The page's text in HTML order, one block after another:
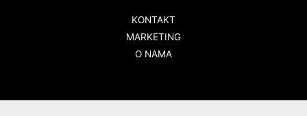
KONTAKT
MARKETING
O NAMA